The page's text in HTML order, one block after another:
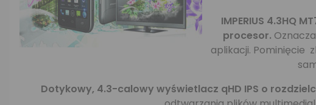
IMPERIUS 4.3HQ
procesor.
aplikacji. Pominięcie
Dotykowy, 4.3-calowy wyświetlacz qHD IPS o